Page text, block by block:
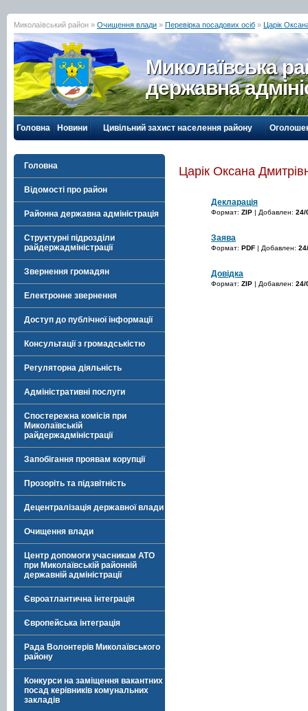
Миколаївський район » Очищення влади » Перевірка посадових осіб » Царік
Миколаївська
державна
Головна Новини Цивільний захист населення району
Головна
Відомості про район
Районна державна адміністрація
Структурні підрозділи
райдержадміністрації
Звернення громадян
Електронне звернення
Доступ до публічної інформації
Консультації з громадськістю
Регуляторна діяльність
Адміністративні послуги
Спостережна комісія при
Миколаївській
райдержадміністрації
Запобігання проявам корупції
Прозоріть та підзвітність
Децентралізація державної влади
Очищення влади
Центр допомоги учасникам АТО
при Миколаївській районній
державній адміністрації
Євроатлантична інтеграція
Європейська інтеграція
Рада Волонтерів Миколаївського
району
Конкурси на заміщення вакантних
посад керівників комунальних
закладів
Царік Оксана
Декларація
Формат: ZIP | Добавлен: 24/
Заява
Формат: PDF | Добавлен:
Довідка
Формат: ZIP | Добавлен: 24/